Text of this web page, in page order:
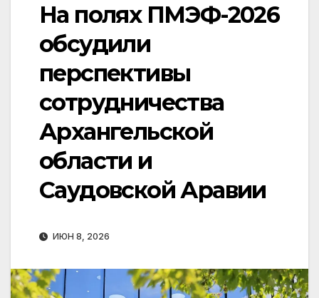
На полях ПМЭФ-2026
обсудили
перспективы
сотрудничества
Архангельской
области и
Саудовской Аравии
ИЮН 8, 2026